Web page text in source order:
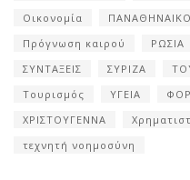
Οικονομία
Πρόγνωση καιρού
ΡΩΣΙΑ
ΣΥΝΤΑΞΕΙΣ
ΣΥΡΙΖΑ
Τουρισμός
ΥΓΕΙΑ
ΧΡΙΣΤΟΥΓΕΝΝΑ
τεχνητή νοημοσύνη